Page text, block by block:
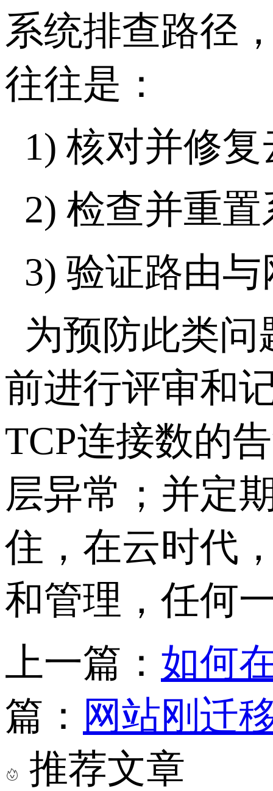
系统排查路径
往往是：
1) 核对并修
2) 检查并重
3) 验证路由
为预防此类
前进行评审和
TCP连接数的
层异常；并定
住，在云时代
和管理，任何
上一篇： 如何
篇： 网站刚迁
推荐文章